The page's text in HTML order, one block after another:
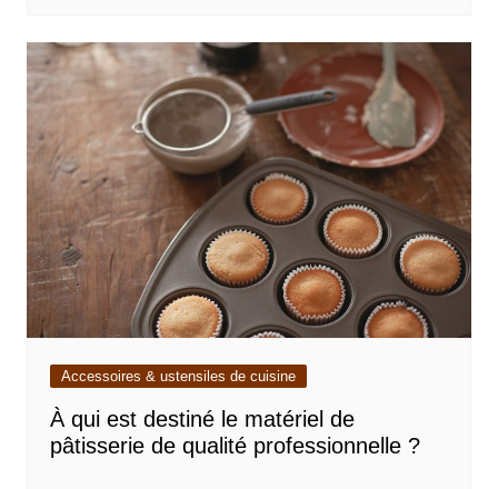
Accessoires & ustensiles de cuisine
À qui est destiné le matériel de
pâtisserie de qualité professionnelle ?